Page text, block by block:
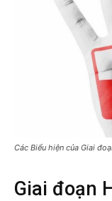
Các Biểu hiện của Giai
Giai đoạn